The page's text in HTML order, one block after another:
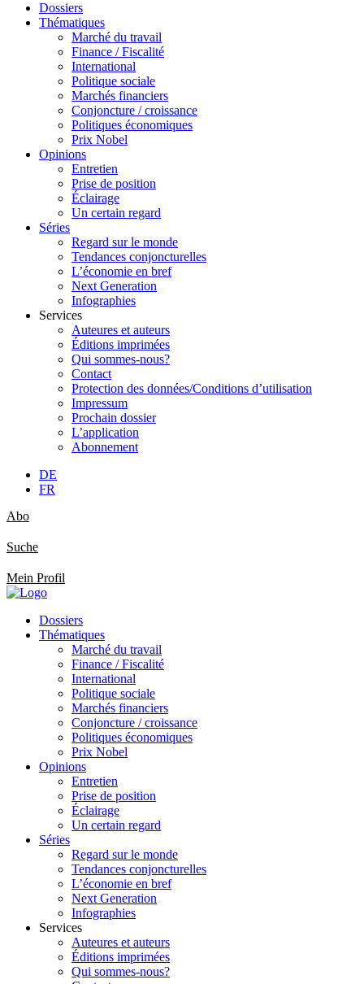
Dossiers
Thématiques
Marché du travail
Finance / Fiscalité
International
Politique sociale
Marchés financiers
Conjoncture / croissance
Politiques économiques
Prix Nobel
Opinions
Entretien
Prise de position
Éclairage
Un certain regard
Séries
Regard sur le monde
Tendances conjoncturelles
L’économie en bref
Next Generation
Infographies
Services
Auteures et auteurs
Éditions imprimées
Qui sommes-nous?
Contact
Protection des données/Conditions d’utilisation
Impressum
Prochain dossier
L’application
Abonnement
DE
FR
Abo
Suche
Mein Profil
Dossiers
Thématiques
Marché du travail
Finance / Fiscalité
International
Politique sociale
Marchés financiers
Conjoncture / croissance
Politiques économiques
Prix Nobel
Opinions
Entretien
Prise de position
Éclairage
Un certain regard
Séries
Regard sur le monde
Tendances conjoncturelles
L’économie en bref
Next Generation
Infographies
Services
Auteures et auteurs
Éditions imprimées
Qui sommes-nous?